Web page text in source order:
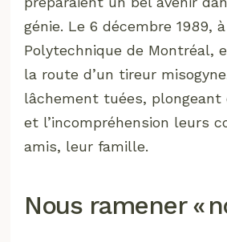
génie. Le 6 décembre 1989, à
Polytechnique de Montréal,
la route d’un tireur
lâchement tuées, plongeant
et l’incompréhension leurs
amis, leur famille.
Nous ramener «